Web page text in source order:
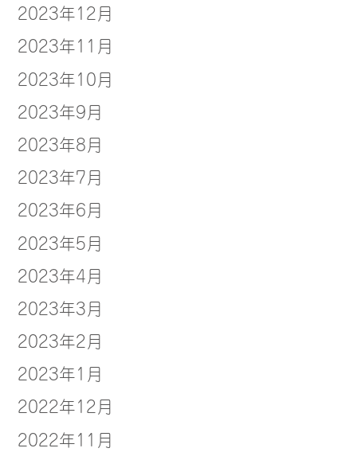
2023年12月
2023年11月
2023年10月
2023年9月
2023年8月
2023年7月
2023年6月
2023年5月
2023年4月
2023年3月
2023年2月
2023年1月
2022年12月
2022年11月